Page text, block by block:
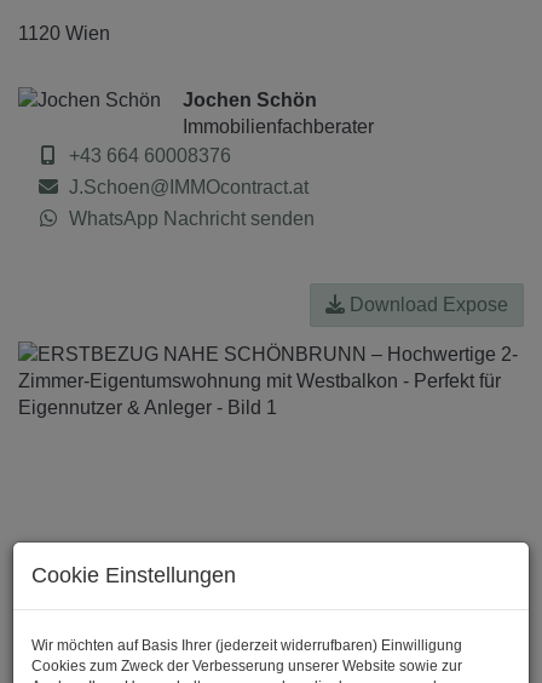
1120 Wien
Jochen Schön
Immobilienfachberater
+43 664 60008376
J.Schoen@IMMOcontract.at
WhatsApp Nachricht senden
Download Expose
Cookie Einstellungen
Wir möchten auf Basis Ihrer (jederzeit widerrufbaren) Einwilligung
Cookies zum Zweck der Verbesserung unserer Website sowie zur